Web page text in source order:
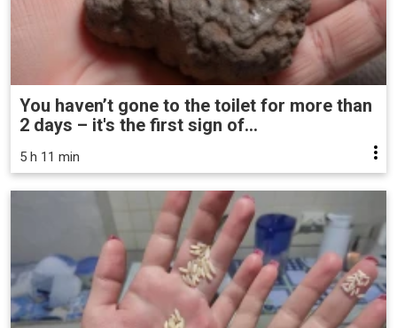
You haven’t gone to the toilet for more than
2 days – it's the first sign of...
5 h 11 min